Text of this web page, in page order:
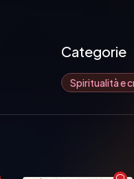
Categorie
Spiritualità e